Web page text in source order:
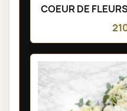
COEUR DE